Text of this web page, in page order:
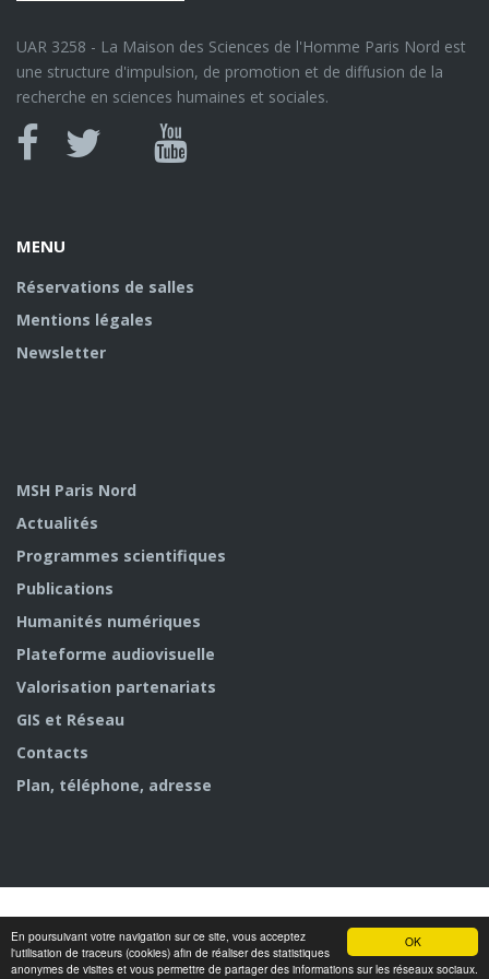
OK
En poursuivant votre navigation sur ce site, vous acceptez
l'utilisation de traceurs (cookies) afin de réaliser des statistiques
anonymes de visites et vous permettre de partager des informations sur les réseaux sociaux.
UAR 3258 - La Maison des Sciences de l'Homme Paris Nord est
une structure d'impulsion, de promotion et de diffusion de la
recherche en sciences humaines et sociales.
Canal
MENU
Réservations de salles
Mentions légales
Newsletter
MSH Paris Nord
Actualités
Programmes scientifiques
Publications
Humanités numériques
Plateforme audiovisuelle
Valorisation partenariats
GIS et Réseau
Contacts
Plan, téléphone, adresse
© MSH Paris Nord